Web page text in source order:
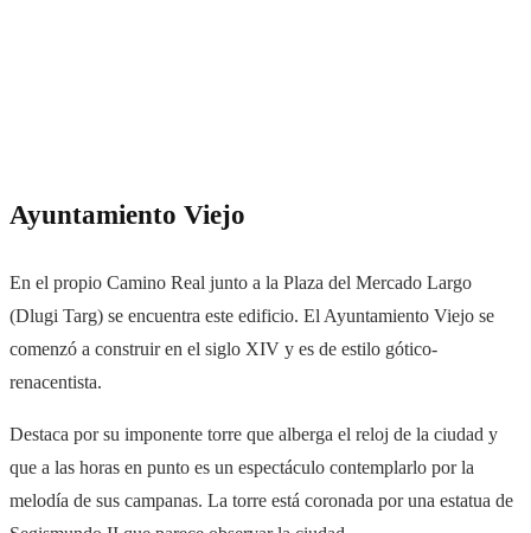
Ayuntamiento Viejo
En el propio Camino Real junto a la Plaza del Mercado Largo
(Dlugi Targ) se encuentra este edificio. El Ayuntamiento Viejo se
comenzó a construir en el siglo XIV y es de estilo gótico-
renacentista.
Destaca por su imponente torre que alberga el reloj de la ciudad y
que a las horas en punto es un espectáculo contemplarlo por la
melodía de sus campanas. La torre está coronada por una estatua de